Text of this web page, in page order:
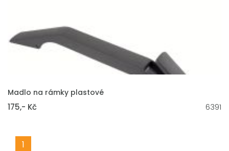
VLOŽIT DO KOŠÍKU
Madlo na rámky plastové
175,- Kč 6391
1